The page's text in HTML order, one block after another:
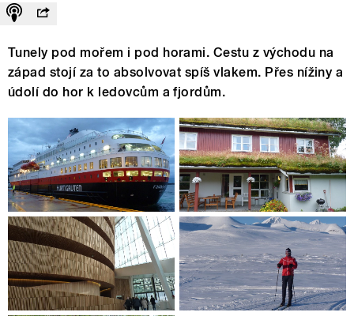
Tunely pod mořem i pod horami. Cestu z východu na
západ stojí za to absolvovat spíš vlakem. Přes nížiny a
údolí do hor k ledovcům a fjordům.